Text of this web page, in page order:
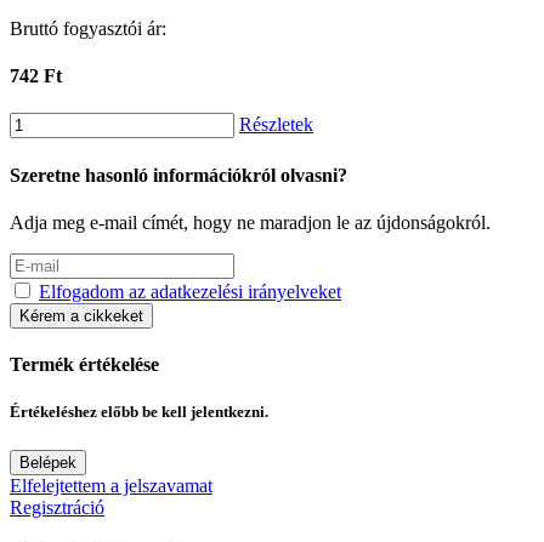
Bruttó fogyasztói ár:
742 Ft
Részletek
Szeretne hasonló információkról olvasni?
Adja meg e-mail címét, hogy ne maradjon le az újdonságokról.
Elfogadom az adatkezelési irányelveket
Kérem a cikkeket
Termék értékelése
Értékeléshez előbb be kell jelentkezni.
Belépek
Elfelejtettem a jelszavamat
Regisztráció